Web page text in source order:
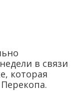
в связи
которая